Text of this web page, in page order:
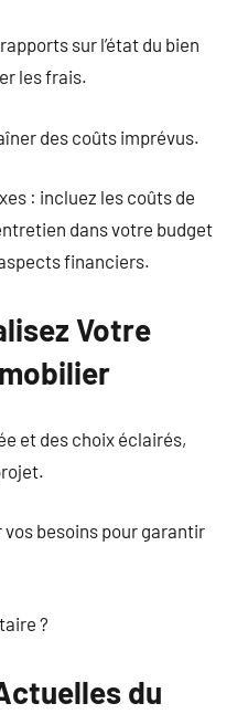
sur l’état du bien
les frais.
des coûts imprévus.
: incluez les coûts de
dans votre budget
financiers.
Votre
et des choix éclairés,
vos besoins pour garantir
?
du